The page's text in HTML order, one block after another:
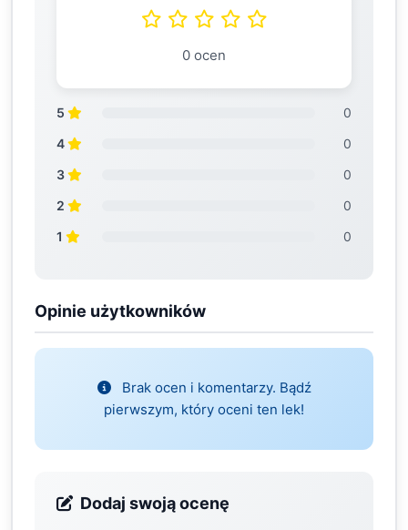
0 ocen
5
0
4
0
3
0
2
0
1
0
Opinie użytkowników
Brak ocen i komentarzy. Bądź
pierwszym, który oceni ten lek!
Dodaj swoją ocenę